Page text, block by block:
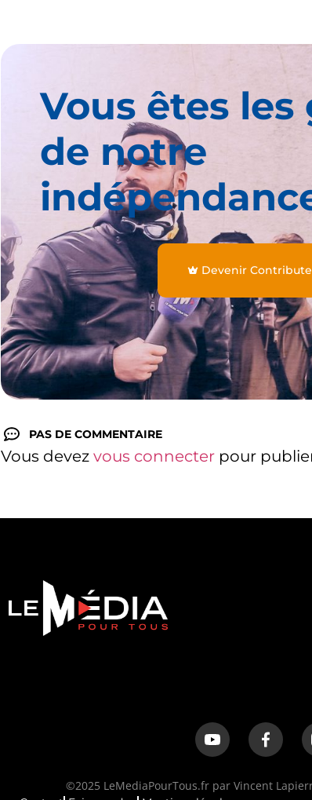
Vous êtes les
de notre
Devenir
PAS DE COMMENTAIRE
Vous devez vous connecter pour
©2025 LeMediaPourTous.fr par Vincent